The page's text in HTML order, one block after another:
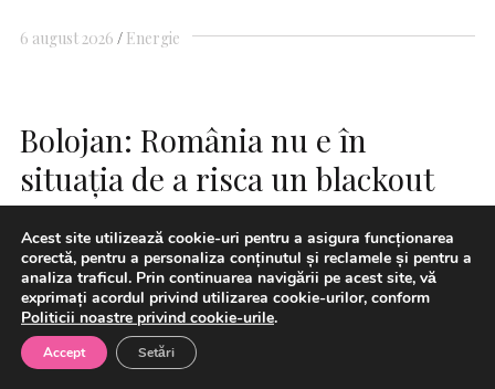
6 august 2026 Energie
Bolojan: România nu e în
situaţia de a risca un blackout
Acest site utilizează cookie-uri pentru a asigura funcționarea
corectă, pentru a personaliza conținutul și reclamele și pentru a
analiza traficul. Prin continuarea navigării pe acest site, vă
exprimați acordul privind utilizarea cookie-urilor, conform
Politicii noastre privind cookie-urile.
Accept Setări